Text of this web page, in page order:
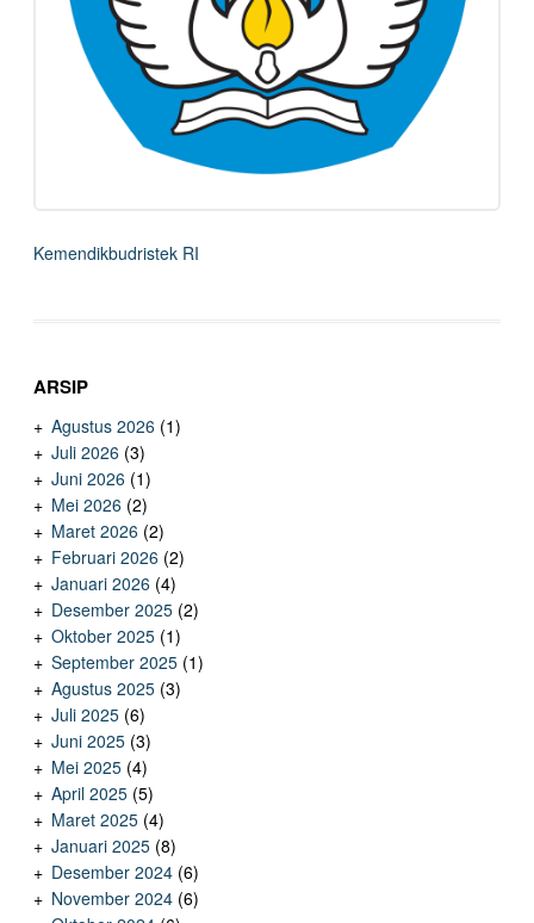
Kemendikbudristek RI
ARSIP
Agustus 2026 (1)
Juli 2026 (3)
Juni 2026 (1)
Mei 2026 (2)
Maret 2026 (2)
Februari 2026 (2)
Januari 2026 (4)
Desember 2025(2)
Oktober 2025(1)
September 2025(1)
Agustus 2025(3)
Juli 2025(6)
Juni 2025(3)
Mei 2025(4)
April 2025(5)
Maret 2025(4)
Januari 2025(8)
Desember 2024(6)
November 2024(6)